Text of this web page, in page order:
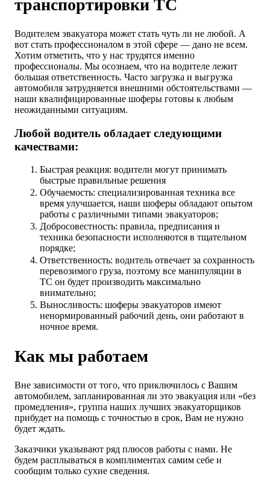
транспортировки ТС
Водителем эвакуатора может стать чуть ли не любой. А
вот стать профессионалом в этой сфере — дано не всем.
Хотим отметить, что у нас трудятся именно
профессионалы. Мы осознаем, что на водителе лежит
большая ответственность. Часто загрузка и выгрузка
автомобиля затрудняется внешними обстоятельствами —
наши квалифицированные шоферы готовы к любым
неожиданными ситуациям.
Любой водитель обладает следующими
качествами:
Быстрая реакция: водители могут принимать
быстрые правильные решения
Обучаемость: специализированная техника все
время улучшается, наши шоферы обладают опытом
работы с различными типами эвакуаторов;
Добросовестность: правила, предписания и
техника безопасности исполняются в тщательном
порядке;
Ответственность: водитель отвечает за сохранность
перевозимого груза, поэтому все манипуляции в
ТС он будет производить максимально
внимательно;
Выносливость: шоферы эвакуаторов имеют
ненормированный рабочий день, они работают в
ночное время.
Как мы работаем
Вне зависимости от того, что приключилось с Вашим
автомобилем, запланированная ли это эвакуация или «без
промедления», группа наших лучших эвакуаторщиков
прибудет на помощь с точностью в срок, Вам не нужно
будет ждать.
Заказчики указывают ряд плюсов работы с нами. Не
будем расплываться в комплиментах самим себе и
сообщим только сухие сведения.